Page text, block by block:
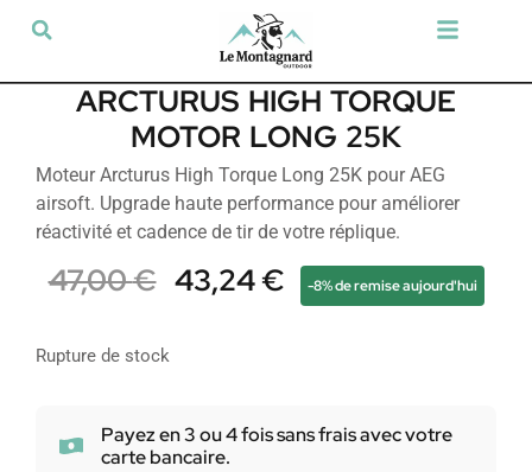
ARCTURUS HIGH TORQUE
MOTOR LONG 25K
Moteur Arcturus High Torque Long 25K pour AEG
airsoft. Upgrade haute performance pour améliorer
réactivité et cadence de tir de votre réplique.
47,00€ 43,24€ -8% de remise aujourd'hui
Rupture de stock
Payez en 3 ou 4 fois sans frais avec votre
carte bancaire.